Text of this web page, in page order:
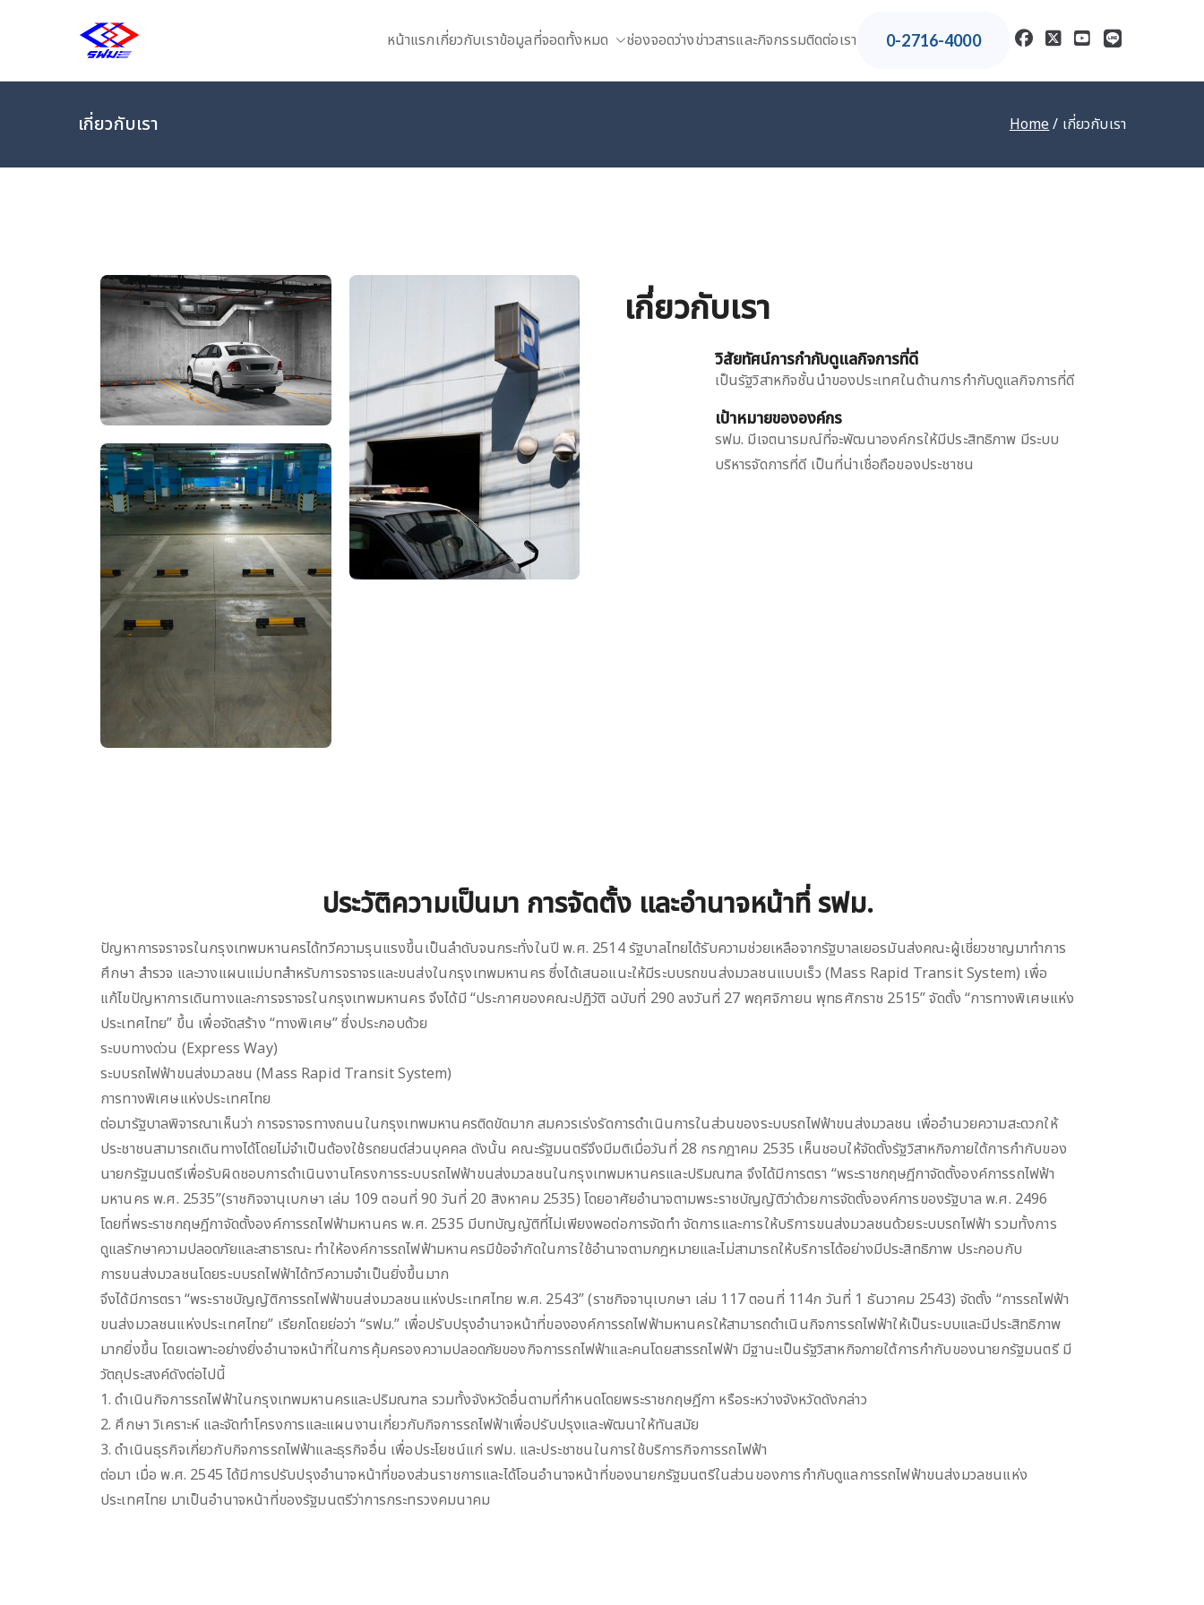
หน้าแรกเกี่ยวกับเราข้อมูลที่จอดทั้งหมด ช่องจอดว่างข่าวสารและกิจกรรมติดต่อเรา 0-2716-4000
เกี่ยวกับเรา Home เกี่ยวกับเรา
เกี่ยวกับเรา
วิสัยทัศน์การกำกับดูแลกิจการที่ดี
เป็นรัฐวิสาหกิจชั้นนำของประเทศในด้านการกำกับดูแลกิจการที่ดี
เป้าหมายขององค์กร
รฟม. มีเจตนารมณ์ที่จะพัฒนาองค์กรให้มีประสิทธิภาพ มีระบบ
บริหารจัดการที่ดี เป็นที่น่าเชื่อถือของประชาชน
ประวัติความเป็นมา การจัดตั้ง และอำนาจหน้าที่ รฟม.
ปัญหาการจราจรในกรุงเทพมหานครได้ทวีความรุนแรงขึ้นเป็นลำดับจนกระทั่งในปี พ.ศ. 2514 รัฐบาลไทยได้รับความช่วยเหลือจากรัฐบาลเยอรมันส่งคณะผู้เชี่ยวชาญมาทำการ
ศึกษา สำรวจ และวางแผนแม่บทสำหรับการจราจรและขนส่งในกรุงเทพมหานคร ซึ่งได้เสนอแนะให้มีระบบรถขนส่งมวลชนแบบเร็ว (Mass Rapid Transit System) เพื่อ
แก้ไขปัญหาการเดินทางและการจราจรในกรุงเทพมหานคร จึงได้มี “ประกาศของคณะปฏิวัติ ฉบับที่ 290 ลงวันที่ 27 พฤศจิกายน พุทธศักราช 2515” จัดตั้ง “การทางพิเศษแห่ง
ประเทศไทย” ขึ้น เพื่อจัดสร้าง “ทางพิเศษ” ซึ่งประกอบด้วย
ระบบทางด่วน (Express Way)
ระบบรถไฟฟ้าขนส่งมวลชน (Mass Rapid Transit System)
การทางพิเศษแห่งประเทศไทย
ต่อมารัฐบาลพิจารณาเห็นว่า การจราจรทางถนนในกรุงเทพมหานครติดขัดมาก สมควรเร่งรัดการดำเนินการในส่วนของระบบรถไฟฟ้าขนส่งมวลชน เพื่ออำนวยความสะดวกให้
ประชาชนสามารถเดินทางได้โดยไม่จำเป็นต้องใช้รถยนต์ส่วนบุคคล ดังนั้น คณะรัฐมนตรีจึงมีมติเมื่อวันที่ 28 กรกฎาคม 2535 เห็นชอบให้จัดตั้งรัฐวิสาหกิจภายใต้การกำกับของ
นายกรัฐมนตรีเพื่อรับผิดชอบการดำเนินงานโครงการระบบรถไฟฟ้าขนส่งมวลชนในกรุงเทพมหานครและปริมณฑล จึงได้มีการตรา “พระราชกฤษฎีกาจัดตั้งองค์การรถไฟฟ้า
มหานคร พ.ศ. 2535”(ราชกิจจานุเบกษา เล่ม 109 ตอนที่ 90 วันที่ 20 สิงหาคม 2535) โดยอาศัยอำนาจตามพระราชบัญญัติว่าด้วยการจัดตั้งองค์การของรัฐบาล พ.ศ. 2496
โดยที่พระราชกฤษฎีกาจัดตั้งองค์การรถไฟฟ้ามหานคร พ.ศ. 2535 มีบทบัญญัติที่ไม่เพียงพอต่อการจัดทำ จัดการและการให้บริการขนส่งมวลชนด้วยระบบรถไฟฟ้า รวมทั้งการ
ดูแลรักษาความปลอดภัยและสาธารณะ ทำให้องค์การรถไฟฟ้ามหานครมีข้อจำกัดในการใช้อำนาจตามกฎหมายและไม่สามารถให้บริการได้อย่างมีประสิทธิภาพ ประกอบกับ
การขนส่งมวลชนโดยระบบรถไฟฟ้าได้ทวีความจำเป็นยิ่งขึ้นมาก
จึงได้มีการตรา “พระราชบัญญัติการรถไฟฟ้าขนส่งมวลชนแห่งประเทศไทย พ.ศ. 2543” (ราชกิจจานุเบกษา เล่ม 117 ตอนที่ 114ก วันที่ 1 ธันวาคม 2543) จัดตั้ง “การรถไฟฟ้า
ขนส่งมวลชนแห่งประเทศไทย” เรียกโดยย่อว่า “รฟม.” เพื่อปรับปรุงอำนาจหน้าที่ขององค์การรถไฟฟ้ามหานครให้สามารถดำเนินกิจการรถไฟฟ้าให้เป็นระบบและมีประสิทธิภาพ
มากยิ่งขึ้น โดยเฉพาะอย่างยิ่งอำนาจหน้าที่ในการคุ้มครองความปลอดภัยของกิจการรถไฟฟ้าและคนโดยสารรถไฟฟ้า มีฐานะเป็นรัฐวิสาหกิจภายใต้การกำกับของนายกรัฐมนตรี มี
วัตถุประสงค์ดังต่อไปนี้
1. ดำเนินกิจการรถไฟฟ้าในกรุงเทพมหานครและปริมณฑล รวมทั้งจังหวัดอื่นตามที่กำหนดโดยพระราชกฤษฎีกา หรือระหว่างจังหวัดดังกล่าว
2. ศึกษา วิเคราะห์ และจัดทำโครงการและแผนงานเกี่ยวกับกิจการรถไฟฟ้าเพื่อปรับปรุงและพัฒนาให้ทันสมัย
3. ดำเนินธุรกิจเกี่ยวกับกิจการรถไฟฟ้าและธุรกิจอื่น เพื่อประโยชน์แก่ รฟม. และประชาชนในการใช้บริการกิจการรถไฟฟ้า
ต่อมา เมื่อ พ.ศ. 2545 ได้มีการปรับปรุงอำนาจหน้าที่ของส่วนราชการและได้โอนอำนาจหน้าที่ของนายกรัฐมนตรีในส่วนของการกำกับดูแลการรถไฟฟ้าขนส่งมวลชนแห่ง
ประเทศไทย มาเป็นอำนาจหน้าที่ของรัฐมนตรีว่าการกระทรวงคมนาคม